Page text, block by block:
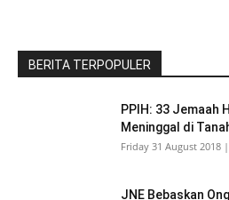
BERITA TERPOPULER
PPIH: 33 Jemaah
Meninggal di
Friday 31 August 2018
JNE Bebaskan